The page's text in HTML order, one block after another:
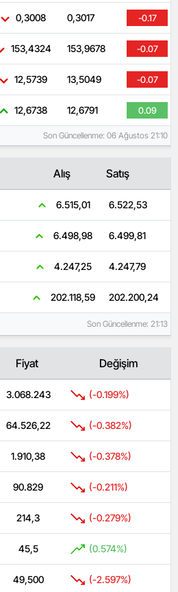
0,3008 0,3017 -0.17
153,4324 153,9678 -0.07
12,5739 13,5049 -0.07
12,6738 12,6791 0.09
Son Güncellenme: 06 Ağustos 21:10
Alış Satış
6.515,01 6.522,53
6.498,98 6.499,81
4.247,25 4.247,79
202.118,59 202.200,24
Son Güncellenme: 21:13
Fiyat Değişim
3.068.243 (-0.199%)
64.526,22 (-0.382%)
1.910,38 (-0.378%)
90.829 (-0.211%)
214,3 (-0.279%)
45,5 (0.574%)
49,500 (-2.597%)